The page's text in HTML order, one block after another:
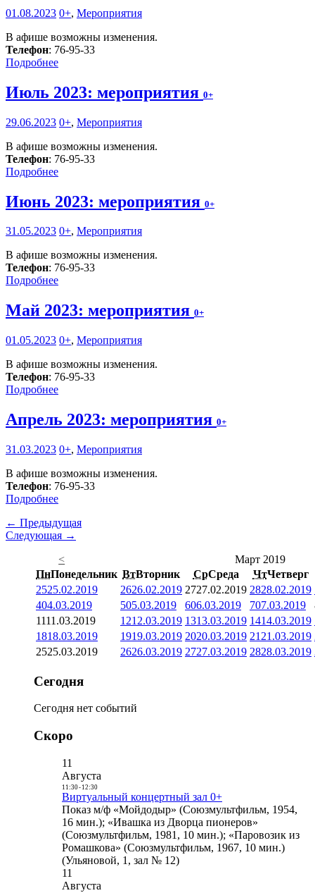
01.08.2023 0+, Мероприятия
В афише возможны изменения.
Телефон: 76-95-33
Подробнее
Июль 2023: мероприятия 0+
29.06.2023 0+, Мероприятия
В афише возможны изменения.
Телефон: 76-95-33
Подробнее
Июнь 2023: мероприятия 0+
31.05.2023 0+, Мероприятия
В афише возможны изменения.
Телефон: 76-95-33
Подробнее
Май 2023: мероприятия 0+
01.05.2023 0+, Мероприятия
В афише возможны изменения.
Телефон: 76-95-33
Подробнее
Апрель 2023: мероприятия 0+
31.03.2023 0+, Мероприятия
В афише возможны изменения.
Телефон: 76-95-33
Подробнее
← Предыдущая
Следующая →
<
Март 2019
ПнПонедельник ВтВторник СрСреда ЧтЧетверг
2525.02.2019 2626.02.2019 2727.02.2019 2828.02.2019
404.03.2019 505.03.2019 606.03.2019 707.03.2019
1111.03.2019 1212.03.2019 1313.03.2019 1414.03.2019
1818.03.2019 1919.03.2019 2020.03.2019 21 21.03.2019
2525.03.2019 2626.03.2019 2727.03.2019 2828.03.2019
Сегодня
Сегодня нет событий
Скоро
11
Августа
11:30- 12:30
Виртуальный концертный зал 0+
Показ м/ф «Мойдодыр» (Союзмультфильм, 1954,
16 мин.); «Ивашка из Дворца пионеров»
(Союзмультфильм, 1981, 10 мин.); «Паровозик из
Ромашкова» (Союзмультфильм, 1967, 10 мин.)
(Ульяновой, 1, зал № 12)
11
Августа